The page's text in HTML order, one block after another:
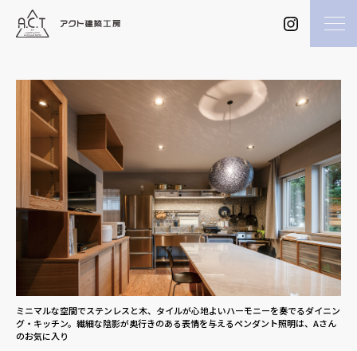
ミニマルな空間でステンレスと木、タイルが心地よいハーモニーを奏でるダイニン
グ・キッチン。繊細な陰影が奥行きのある表情を与えるペンダント照明は、Aさん
のお気に入り